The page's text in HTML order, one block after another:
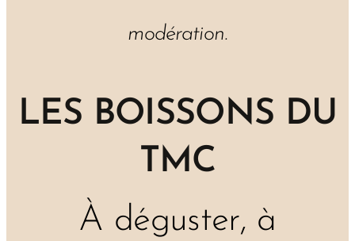
modération.
LES BOISSONS DU
TMC
À déguster, à